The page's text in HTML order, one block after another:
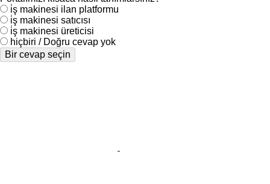
i̇ş makinesi ilan platformu
i̇ş makinesi satıcısı
i̇ş makinesi üreticisi
hiçbiri / Doğru cevap yok
Bir cevap seçin